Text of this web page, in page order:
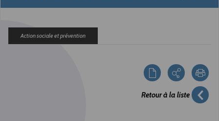
Fil
d'Ariane
Action sociale et prévention
Retour à la liste